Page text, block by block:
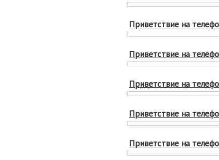
Приветствие на
Приветствие на
Приветствие на
Приветствие на
Приветствие на